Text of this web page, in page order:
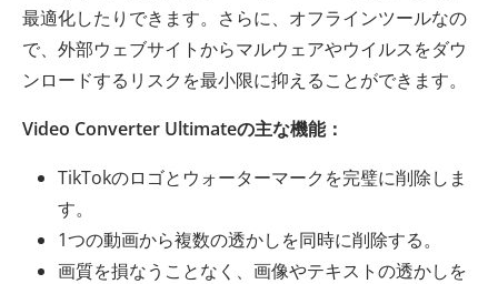
最適化したりできます。さらに、オフラインツールなの
で、外部ウェブサイトからマルウェアやウイルスをダウ
ンロードするリスクを最小限に抑えることができます。
Video Converter Ultimateの主な機能：
TikTokのロゴとウォーターマークを完璧に削除しま
す。
1つの動画から複数の透かしを同時に削除する。
画質を損なうことなく、画像やテキストの透かしを